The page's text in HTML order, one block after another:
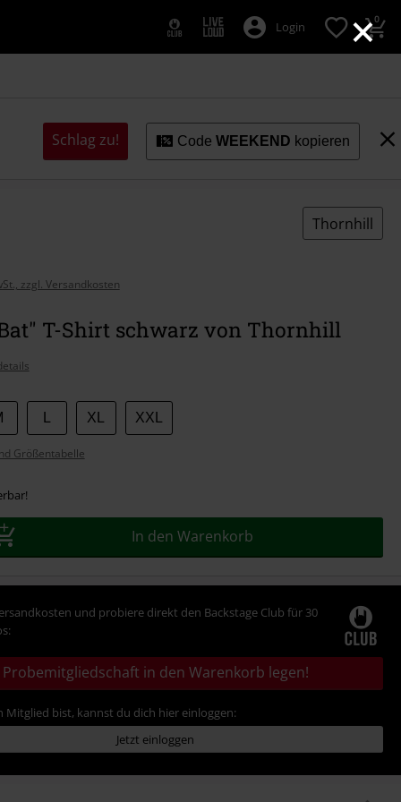
×
Login 0
Schlag zu! CodeWEEKEND kopieren
zzgl. Versandkosten
Thornhill
T-Shirt schwarz von Thornhill
XL XXL
Größentabelle
In den Warenkorb
und probiere direkt den Backstage Club für 30
Probemitgliedschaft in den Warenkorb legen!
Mitglied bist, kannst du dich hier einloggen:
Jetzt einloggen